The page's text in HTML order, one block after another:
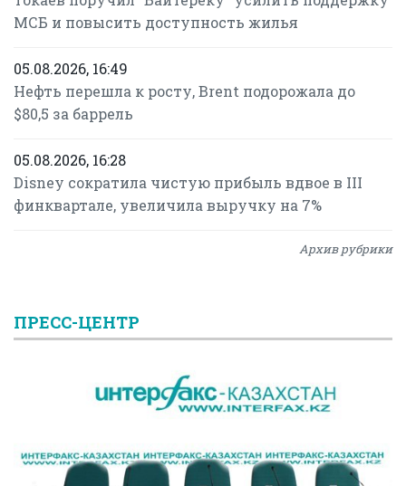
МСБ и повысить доступность жилья
05.08.2026, 16:49
Нефть перешла к росту, Brent подорожала до
$80,5 за баррель
05.08.2026, 16:28
Disney сократила чистую прибыль вдвое в III
финквартале, увеличила выручку на 7%
Архив рубрики
ПРЕСС-ЦЕНТР